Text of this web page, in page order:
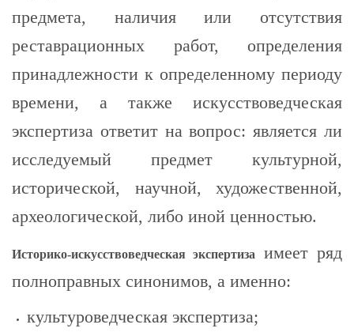
предмета, наличия или отсутствия
реставрационных работ, определения
принадлежности к определенному периоду
времени, а также искусствоведческая
экспертиза ответит на вопрос: является ли
исследуемый предмет культурной,
исторической, научной, художественной,
археологической, либо иной ценностью.
Историко-искусствоведческая экспертиза
имеет ряд
полноправных синонимов, а именно:
культуроведческая экспертиза;